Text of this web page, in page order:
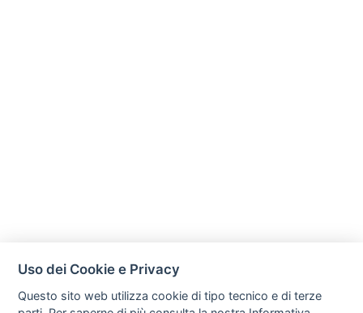
Uso dei Cookie e Privacy
Questo sito web utilizza cookie di tipo tecnico e di terze